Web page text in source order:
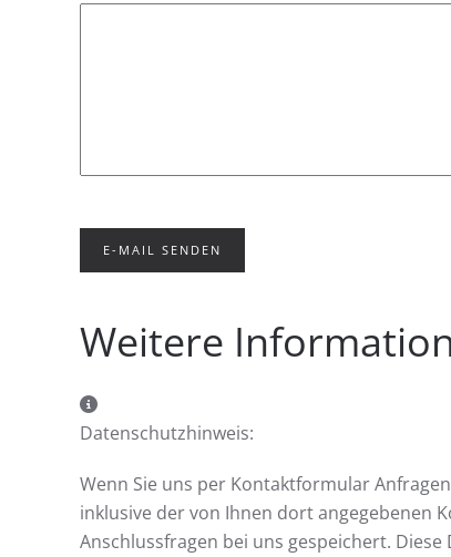
E-MAIL SENDEN
Weitere
Weitere Informationen
Datenschutzhinweis:
Wenn Sie uns per Kontaktformular
inklusive der von Ihnen dort angegebenen
Anschlussfragen bei uns gespeichert.